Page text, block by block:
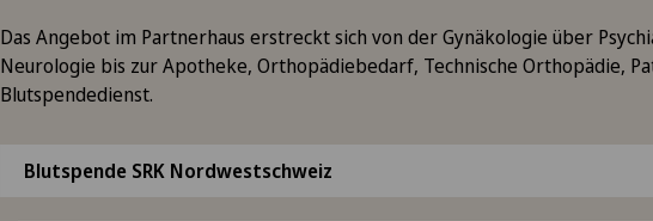
Das Angebot im Partnerhaus erstreckt sich von der Gynäkologie über
Neurologie bis zur Apotheke, Orthopädiebedarf, Technische Orthopädie,
Blutspendedienst.
Blutspende SRK Nordwestschweiz